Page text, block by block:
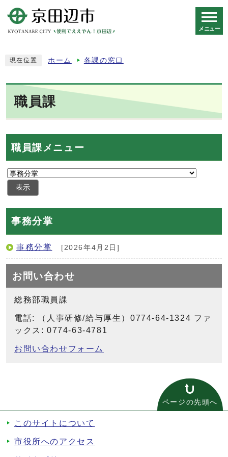
メニュー
現在位置 ホーム 各課の窓口
職員課
職員課メニュー
表示
事務分掌
事務分掌 [2026年4月2日]
お問い合わせ
総務部職員課
電話: （人事研修/給与厚生）0774-64-1324 ファ
ックス: 0774-63-4781
お問い合わせフォーム
ページの先頭へ
このサイトについて
市役所へのアクセス